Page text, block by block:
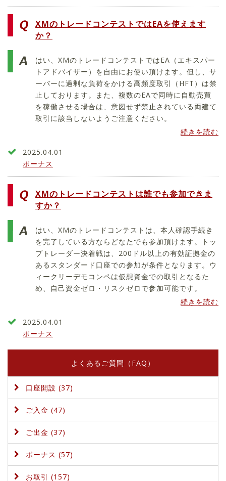
XMのトレードコンテストではEAを使えます
か？
はい、XMのトレードコンテストではEA（エキスパー
トアドバイザー）を自由にお使い頂けます。但し、サ
ーバーに過剰な負荷をかける高頻度取引（HFT）は禁
止しております。また、複数のEAで同時に自動売買
を稼働させる場合は、意図せず禁止されている両建て
取引に該当しないようご注意ください。
続きを読む
2025.04.01
ボーナス
XMのトレードコンテストは誰でも参加できま
すか？
はい、XMのトレードコンテストは、本人確認手続き
を完了している方ならどなたでも参加頂けます。トッ
プトレーダー決着戦は、200ドル以上の有効証拠金の
あるスタンダード口座での参加が条件となります。ウ
ィークリーデモコンペは仮想資金での取引となるた
め、自己資金ゼロ・リスクゼロで参加可能です。
続きを読む
2025.04.01
ボーナス
よくあるご質問（FAQ）
口座開設 (37)
ご入金 (47)
ご出金 (37)
ボーナス (57)
お取引 (157)